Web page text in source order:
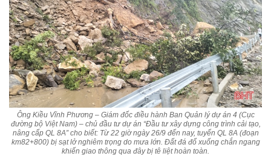
Ông Kiều Vĩnh Phương – Giám đốc điều hành Ban Quản lý dự án 4 (Cục
đường bộ Việt Nam) – chủ đầu tư dự án “Đầu tư xây dựng công trình cải tạo,
nâng cấp QL 8A” cho biết: Từ 22 giờ ngày 26/9 đến nay, tuyến QL 8A (đoạn
km82+800) bị sạt lở nghiêm trọng do mưa lớn. Đất đá đổ xuống chắn ngang
khiến giao thông qua đây bị tê liệt hoàn toàn.